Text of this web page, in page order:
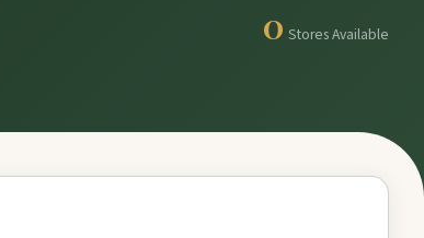
0 Stores Available